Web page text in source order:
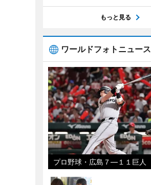
もっと見る
ワールドフォトニュース
プロ野球・広島７―１１巨人